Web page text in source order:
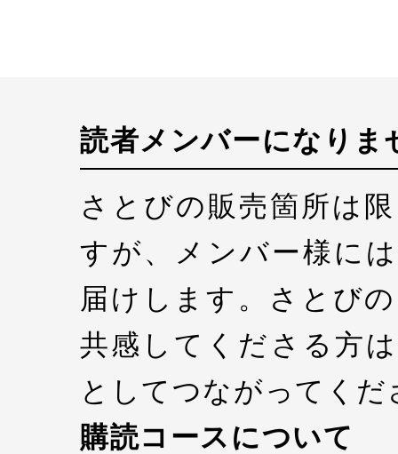
読者メンバーになりま
さとびの販売箇所は
すが、メンバー様に
届けします。さとび
共感してくださる方
としてつながってくだ
購読コースについて